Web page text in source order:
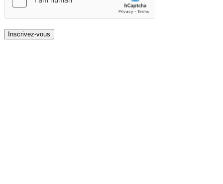
Inscrivez-vous